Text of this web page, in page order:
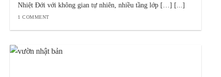
Nhiệt Đới với không gian tự nhiên, nhiều tầng lớp […] [...]
1 COMMENT